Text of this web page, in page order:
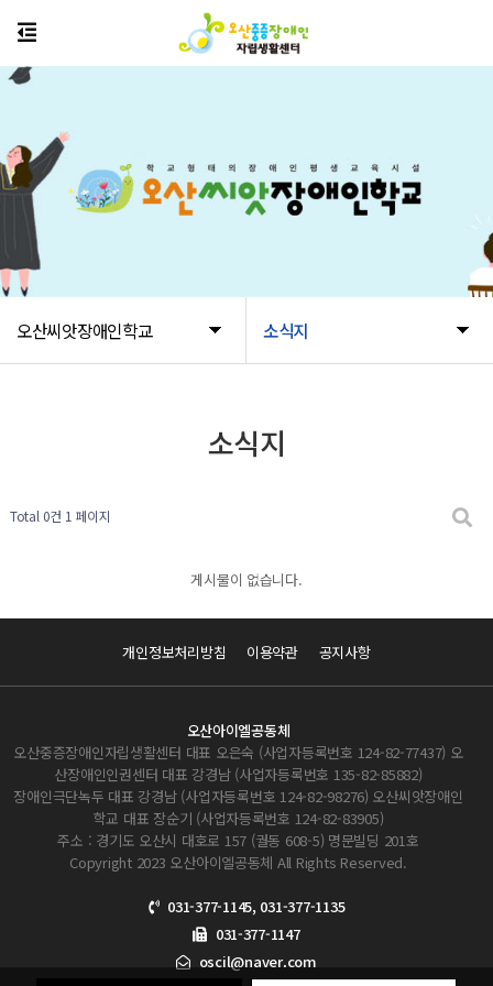
오산씨앗장애인학교 소식지
소식지
Total 0건 1 페이지
게시물이 없습니다.
개인정보처리방침 이용약관 공지사항
오산아이엘공동체
오산중증장애인자립생활센터 대표 오은숙 (사업자등록번호 124-82-77437) 오
산장애인인권센터 대표 강경남 (사업자등록번호 135-82-85882)
장애인극단녹두 대표 강경남 (사업자등록번호 124-82-98276) 오산씨앗장애인
학교 대표 장순기 (사업자등록번호 124-82-83905)
주소 : 경기도 오산시 대호로 157 (궐동 608-5) 명문빌딩 201호
Copyright 2023 오산아이엘공동체 All Rights Reserved.
031-377-1145, 031-377-1135
031-377-1147
oscil@naver.com